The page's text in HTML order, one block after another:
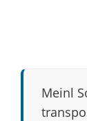
Meinl